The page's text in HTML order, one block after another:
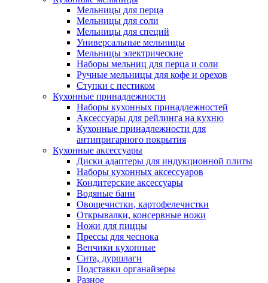
Мельницы для перца
Мельницы для соли
Мельницы для специй
Универсальные мельницы
Мельницы электрические
Наборы мельниц для перца и соли
Ручные мельницы для кофе и орехов
Ступки с пестиком
Кухонные принадлежности
Наборы кухонных принадлежностей
Аксессуары для рейлинга на кухню
Кухонные принадлежности для
антипригарного покрытия
Кухонные аксессуары
Диски адаптеры для индукционной плиты
Наборы кухонных аксессуаров
Кондитерские аксессуары
Водяные бани
Овощечистки, картофелечистки
Открывалки, консервные ножи
Ножи для пиццы
Прессы для чеснока
Венчики кухонные
Сита, дуршлаги
Подставки органайзеры
Разное